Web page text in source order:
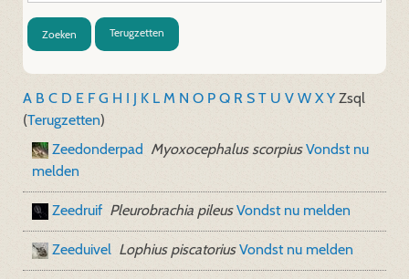
Zoeken Terugzetten
A B C D E FG H I J K L M N O P Q R S T U V W XY Zsql
(Terugzetten)
Zeedonderpad Myoxocephalus scorpius Vondst nu
melden
Zeedruif Pleurobrachia pileus Vondst nu melden
Zeeduivel Lophius piscatorius Vondst nu melden